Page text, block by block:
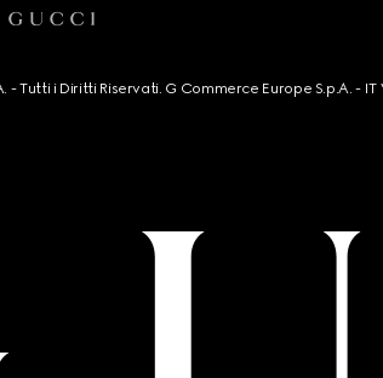
- Tutti i Diritti Riservati. G Commerce Europe S.p.A. -